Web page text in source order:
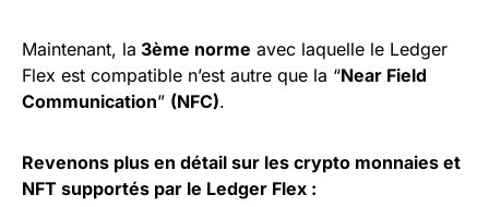
Maintenant, la 3ème norme avec laquelle le Ledger
Flex est compatible n’est autre que la “Near Field
Communication” (NFC).
Revenons plus en détail sur les crypto monnaies et
NFT supportés par le Ledger Flex :